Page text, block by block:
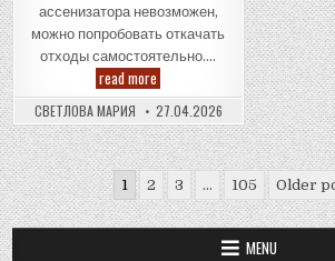
ассенизатора невозможен,
можно попробовать откачать
отходы самостоятельно….
read more
своими
руками:
дешево,
но
опасно
(фекальный
насос
vs
ведро)
СВЕТЛОВА МАРИЯ 27.04.2026
Пагинация
записей
1 2 3 … 105 Older
MENU